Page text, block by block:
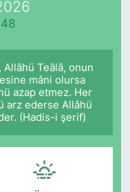
Allâhü Teâlâ, onun
mâni olursa
azap etmez. Her
arz ederse Allâhü
(Hadis-i şerif)